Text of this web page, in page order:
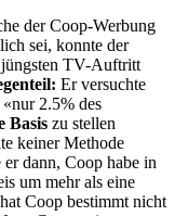
der Coop-Werbung
sei, konnte der
TV-Auftritt
Er versuchte
2.5% des
Basis zu stellen
keiner Methode
dann, Coop habe in
um mehr als eine
Coop bestimmt nicht